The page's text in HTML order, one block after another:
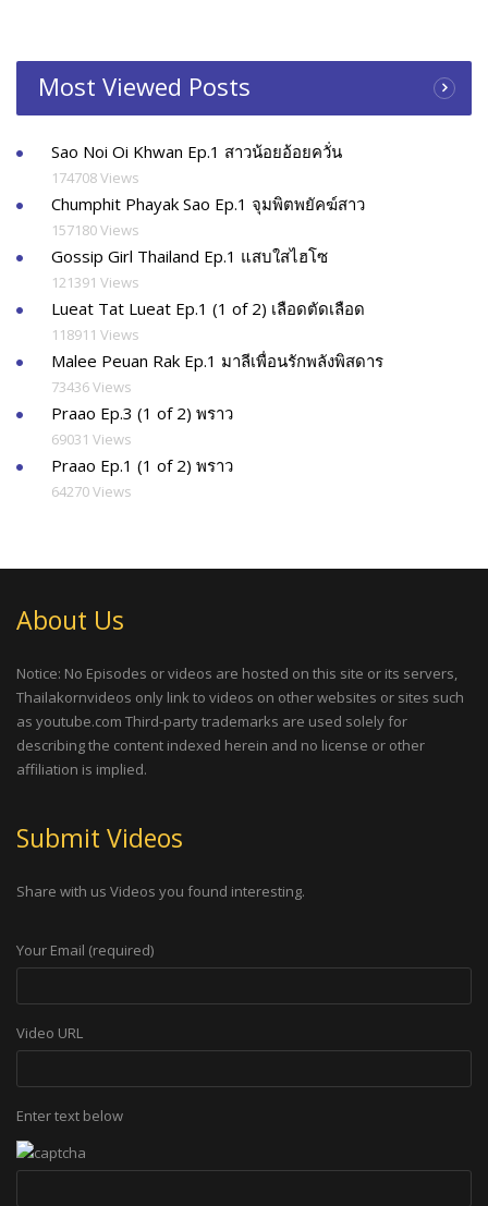
Most Viewed Posts
Sao Noi Oi Khwan Ep.1 สาวน้อยอ้อยควั่น
174708 Views
Chumphit Phayak Sao Ep.1 จุมพิตพยัคฆ์สาว
157180 Views
Gossip Girl Thailand Ep.1 แสบใสไฮโซ
121391 Views
Lueat Tat Lueat Ep.1 (1 of 2) เลือดตัดเลือด
118911 Views
Malee Peuan Rak Ep.1 มาลีเพื่อนรักพลังพิสดาร
73436 Views
Praao Ep.3 (1 of 2) พราว
69031 Views
Praao Ep.1 (1 of 2) พราว
64270 Views
About Us
Notice: No Episodes or videos are hosted on this site or its servers,
Thailakornvideos only link to videos on other websites or sites such
as youtube.com Third-party trademarks are used solely for
describing the content indexed herein and no license or other
affiliation is implied.
Submit Videos
Share with us Videos you found interesting.
Your Email (required)
Video URL
Enter text below